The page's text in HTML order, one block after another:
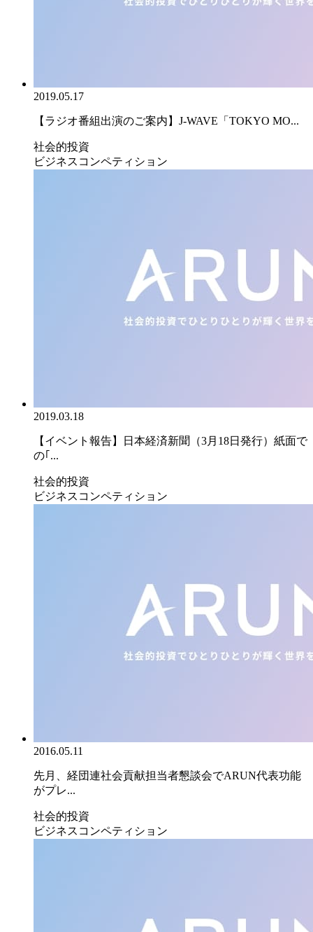
2019.05.17
【ラジオ番組出演のご案内】J-WAVE「TOKYO MO...
社会的投資
ビジネスコンペティション
2019.03.18
【イベント報告】日本経済新聞（3月18日発行）紙面で
の｢...
社会的投資
ビジネスコンペティション
2016.05.11
先月、経団連社会貢献担当者懇談会でARUN代表功能
がプレ...
社会的投資
ビジネスコンペティション